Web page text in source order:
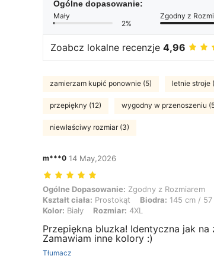
Ogólne dopasowanie:
Mały
2%
Zgodny z
Zoabcz lokalne recenzje 4,96
zamierzam kupić ponownie (5) letnie stroje
przepiękny (12) wygodny w przenoszeniu
niewłaściwy rozmiar (3)
m***0 14 May,2026
Ogólne Dopasowanie: Zgodny z Rozmiarem,
Ogólne Dopasowanie: Zgodny z Rozmiarem
Kształt ciała: Prostokąt Biodra: 145 cm / 57
Kolor: Biały Rozmiar: 4XL
Przepiękna bluzka! Identyczna jak
Zamawiam inne kolory :)
Tłumacz